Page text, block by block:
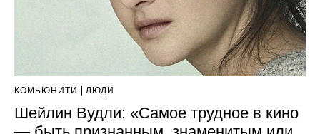
КОМЬЮНИТИ ЛЮДИ
Шейлин Вудли: «Самое трудное в кино